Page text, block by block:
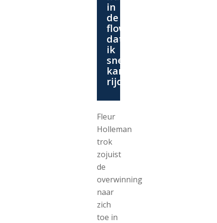
in
de
flow
dat
ik
snel
kan
rijden’
Fleur
Holleman
trok
zojuist
de
overwinning
naar
zich
toe in